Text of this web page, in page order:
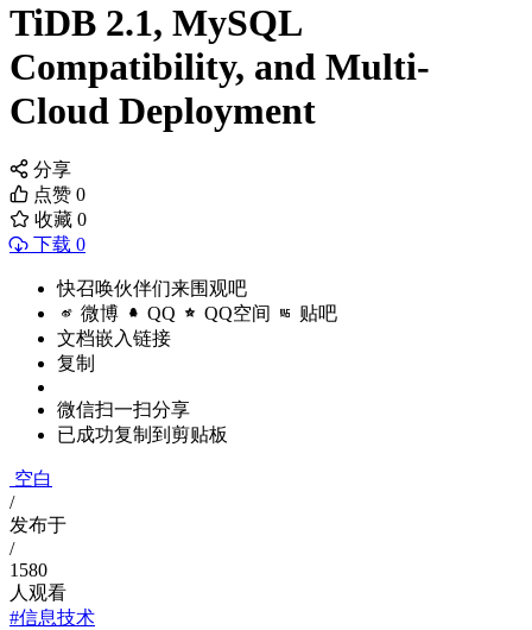
TiDB 2.1, MySQL
Compatibility, and Multi-
Cloud Deployment
分享
点赞 0
收藏 0
下载 0
快召唤伙伴们来围观吧
微博 QQ QQ空间 贴吧
文档嵌入链接
复制
微信扫一扫分享
已成功复制到剪贴板
空白
/
发布于
/
1580
人观看
#信息技术